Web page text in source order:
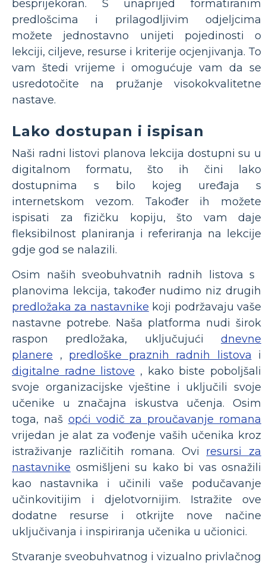
besprijekoran. S unaprijed formatiranim
predlošcima i prilagodljivim odjeljcima
možete jednostavno unijeti pojedinosti o
lekciji, ciljeve, resurse i kriterije ocjenjivanja. To
vam štedi vrijeme i omogućuje vam da se
usredotočite na pružanje visokokvalitetne
nastave.
Lako dostupan i ispisan
Naši radni listovi planova lekcija dostupni su u
digitalnom formatu, što ih čini lako
dostupnima s bilo kojeg uređaja s
internetskom vezom. Također ih možete
ispisati za fizičku kopiju, što vam daje
fleksibilnost planiranja i referiranja na lekcije
gdje god se nalazili.
Osim naših sveobuhvatnih radnih listova s ​​
planovima lekcija, također nudimo niz drugih
predložaka za nastavnike koji podržavaju vaše
nastavne potrebe. Naša platforma nudi širok
raspon predložaka, uključujući dnevne
planere , predloške praznih radnih listova i
digitalne radne listove , kako biste poboljšali
svoje organizacijske vještine i uključili svoje
učenike u značajna iskustva učenja. Osim
toga, naš opći vodič za proučavanje romana
vrijedan je alat za vođenje vaših učenika kroz
istraživanje različitih romana. Ovi resursi za
nastavnike osmišljeni su kako bi vas osnažili
kao nastavnika i učinili vaše podučavanje
učinkovitijim i djelotvornijim. Istražite ove
dodatne resurse i otkrijte nove načine
uključivanja i inspiriranja učenika u učionici.
Stvaranje sveobuhvatnog i vizualno privlačnog